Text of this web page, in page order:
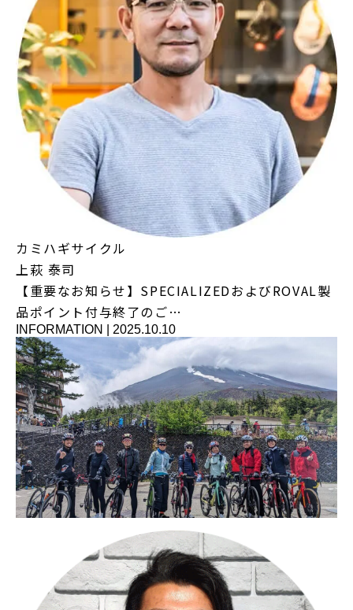
カミハギサイクル
上萩 泰司
【重要なお知らせ】SPECIALIZEDおよびROVAL製
品ポイント付与終了のご…
INFORMATION 2025.10.10